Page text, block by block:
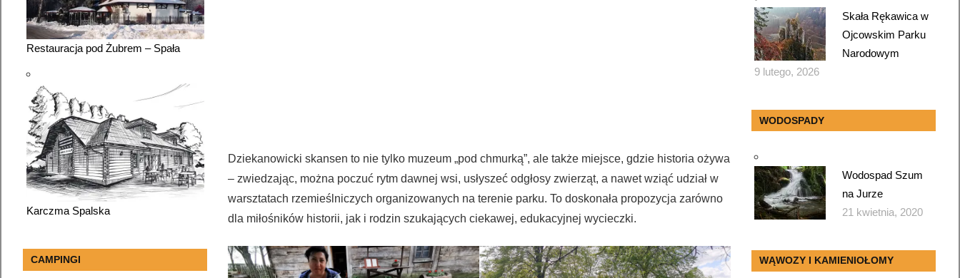
Dziekanowicki skansen to nie tylko muzeum „pod chmurką”, ale także miejsce, gdzie historia ożywa
– zwiedzając, można poczuć rytm dawnej wsi, usłyszeć odgłosy zwierząt, a nawet wziąć udział w
warsztatach rzemieślniczych organizowanych na terenie parku. To doskonała propozycja zarówno
dla miłośników historii, jak i rodzin szukających ciekawej, edukacyjnej wycieczki.
Restauracja pod Żubrem – Spała
Karczma Spalska
CAMPINGI
Skała Rękawica w
Ojcowskim Parku
Narodowym
9 lutego, 2026
WODOSPADY
Wodospad Szum
na Jurze
21 kwietnia, 2020
WĄWOZY I KAMIENIOŁOMY